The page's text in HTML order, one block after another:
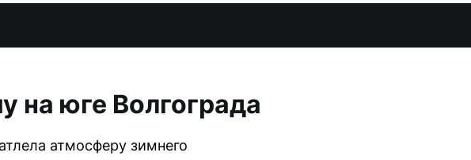
на юге Волгограда
атмосферу зимнего